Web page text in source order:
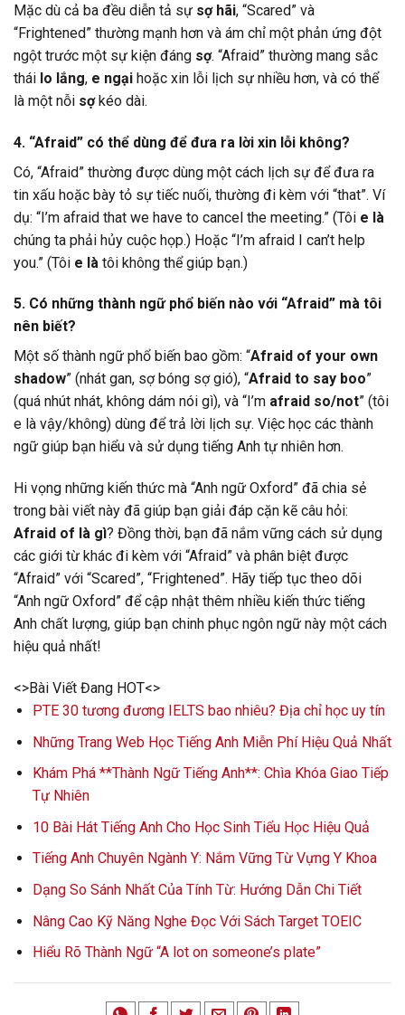
Mặc dù cả ba đều diễn tả sự sợ hãi, “Scared” và
“Frightened” thường mạnh hơn và ám chỉ một phản ứng đột
ngột trước một sự kiện đáng sợ. “Afraid” thường mang sắc
thái lo lắng, e ngại hoặc xin lỗi lịch sự nhiều hơn, và có thể
là một nỗi sợkéo dài.
4. “Afraid” có thể dùng để đưa ra lời xin lỗi không?
Có, “Afraid” thường được dùng một cách lịch sự để đưa ra
tin xấu hoặc bày tỏ sự tiếc nuối, thường đi kèm với “that”. Ví
dụ: “I’m afraid that we have to cancel the meeting.” (Tôi e là
chúng ta phải hủy cuộc họp.) Hoặc “I’m afraid I can’t help
you.” (Tôi e là tôi không thể giúp bạn.)
5. Có những thành ngữ phổ biến nào với “Afraid” mà tôi
nên biết?
Một số thành ngữ phổ biến bao gồm: “Afraid of your own
shadow” (nhát gan, sợ bóng sợ gió), “Afraid to say boo”
(quá nhút nhát, không dám nói gì), và “I’m afraid so/not” (tôi
e là vậy/không) dùng để trả lời lịch sự. Việc học các thành
ngữ giúp bạn hiểu và sử dụng tiếng Anh tự nhiên hơn.
Hi vọng những kiến thức mà “Anh ngữ Oxford” đã chia sẻ
trong bài viết này đã giúp bạn giải đáp cặn kẽ câu hỏi:
Afraid of là gì? Đồng thời, bạn đã nắm vững cách sử dụng
các giới từ khác đi kèm với “Afraid” và phân biệt được
“Afraid” với “Scared”, “Frightened”. Hãy tiếp tục theo dõi
“Anh ngữ Oxford” để cập nhật thêm nhiều kiến thức tiếng
Anh chất lượng, giúp bạn chinh phục ngôn ngữ này một cách
hiệu quả nhất!
<>Bài Viết Đang HOT<>
PTE 30 tương đương IELTS bao nhiêu? Địa chỉ học uy tín
Những Trang Web Học Tiếng Anh Miễn Phí Hiệu Quả Nhất
Khám Phá **Thành Ngữ Tiếng Anh**: Chìa Khóa Giao Tiếp
Tự Nhiên
10 Bài Hát Tiếng Anh Cho Học Sinh Tiểu Học Hiệu Quả
Tiếng Anh Chuyên Ngành Y: Nắm Vững Từ Vựng Y Khoa
Dạng So Sánh Nhất Của Tính Từ: Hướng Dẫn Chi Tiết
Nâng Cao Kỹ Năng Nghe Đọc Với Sách Target TOEIC
Hiểu Rõ Thành Ngữ “A lot on someone’s plate”